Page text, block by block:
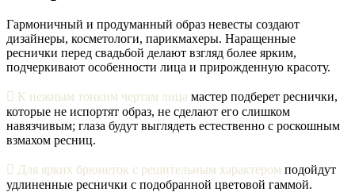
Гармоничный и продуманный образ невесты создают
дизайнеры, косметологи, парикмахеры. Наращенные
реснички перед свадьбой делают взгляд более ярким,
подчеркивают особенности лица и прирожденную красоту.
 К нежным тонким чертам лица мастер подберет реснички,
которые не испортят образ, не сделают его слишком
навязчивым; глаза будут выглядеть естественно с роскошным
взмахом ресниц.
 Для ярких брюнеток с решительным характером подойдут
удлиненные реснички с подобранной цветовой гаммой.